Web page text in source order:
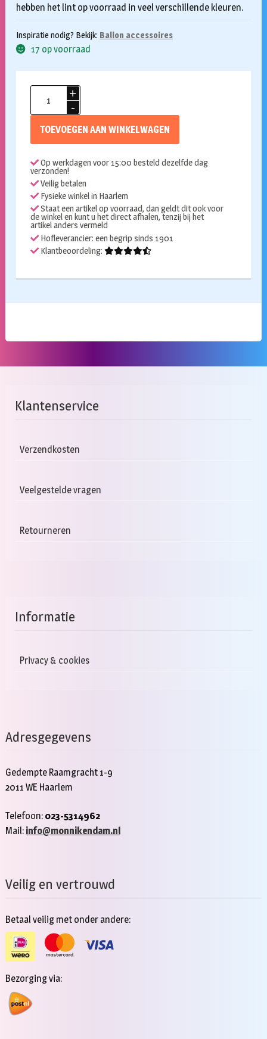
hebben het lint op voorraad in veel verschillende kleuren.
Inspiratie nodig? Bekijk: Ballon accessoires
17 op voorraad
Cadeaulint
5mm
Donker
blauw
aantal
TOEVOEGEN AAN WINKELWAGEN
Op werkdagen voor 15:00 besteld dezelfde dag
verzonden!
Veilig betalen
Fysieke winkel in Haarlem
Staat een artikel op voorraad, dan geldt dit ook voor
de winkel en kunt u het direct afhalen, tenzij bij het
artikel anders vermeld
Hofleverancier: een begrip sinds 1901
Klantbeoordeling:
Klantenservice
Verzendkosten
Veelgestelde vragen
Retourneren
Informatie
Privacy & cookies
Adresgegevens
Gedempte Raamgracht 1-9
2011 WE Haarlem
Telefoon: 023-5314962
Mail: info@monnikendam.nl
Veilig en vertrouwd
Betaal veilig met onder andere:
Bezorging via: